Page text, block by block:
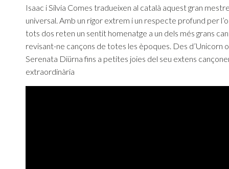
Isaac i Sílvia Comes tradueixen al català aquest gran
universal. Amb un rigor extrem i un respecte profund per
tots dos reten un sentit homenatge a un dels més grans
revisant-ne cançons de totes les èpoques. Des d’Unicorn
Serenata Diürna fins a petites joies del seu extens
extraordinària